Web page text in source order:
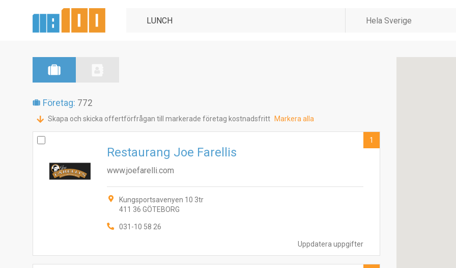
Företag: 772
Skapa och skicka offertförfrågan till markerade företag kostnadsfritt Markera alla
Uppdatera uppgifter
Restaurang Joe Farellis
www.joefarelli.com
Kungsportsavenyen 10 3tr
411 36 GÖTEBORG
031-10 58 26
1